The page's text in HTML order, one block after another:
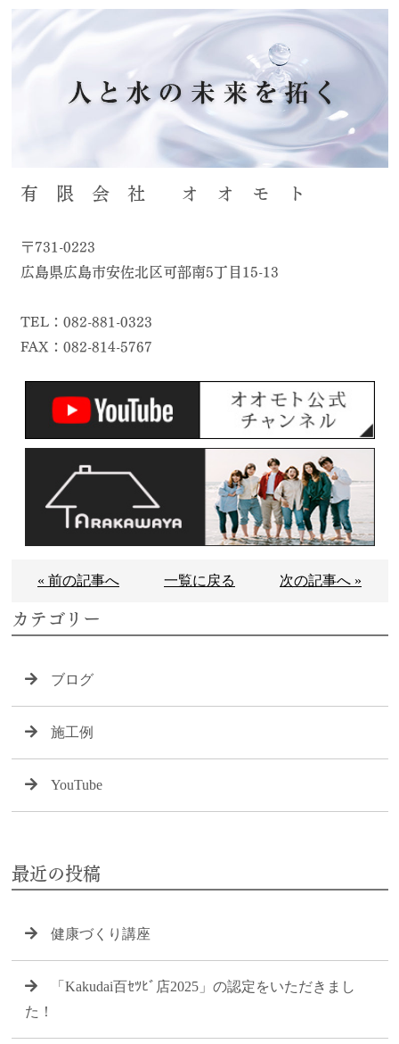
有 限 会 社 オ オ モ ト
〒731-0223
広島県広島市安佐北区可部南5丁目15-13
TEL：082-881-0323
FAX：082-814-5767
« 前の記事へ 一覧に戻る 次の記事へ »
カテゴリー
ブログ
施工例
YouTube
最近の投稿
健康づくり講座
「Kakudai百ｾﾂﾋﾞ店2025」の認定をいただきまし
た！